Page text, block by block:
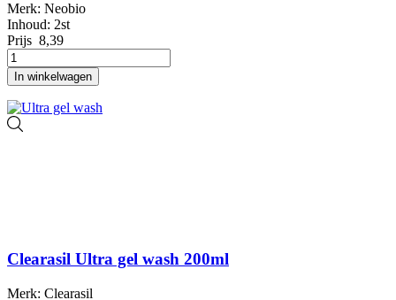
Merk: Neobio
Inhoud: 2st
Prijs 8,39
In winkelwagen
Clearasil Ultra gel wash 200ml
Merk: Clearasil